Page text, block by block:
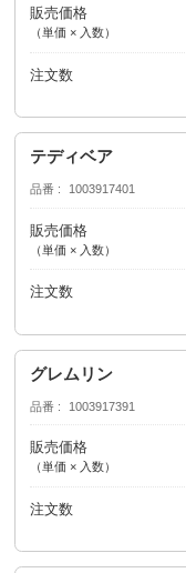
販売価格
（単価 × 入数）
注文数
テディベア
品番 1003917401
販売価格
（単価 × 入数）
注文数
グレムリン
品番 1003917391
販売価格
（単価 × 入数）
注文数